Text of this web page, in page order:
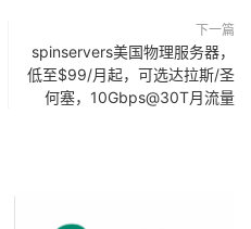
下一篇
spinservers美国物理服务器，
低至$99/月起，可选达拉斯/圣
何塞，10Gbps@30T月流量